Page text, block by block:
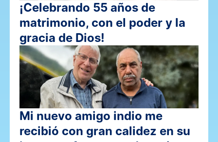
¡Celebrando 55 años de
matrimonio, con el poder y la
gracia de Dios!
Mi nuevo amigo indio me
recibió con gran calidez en su